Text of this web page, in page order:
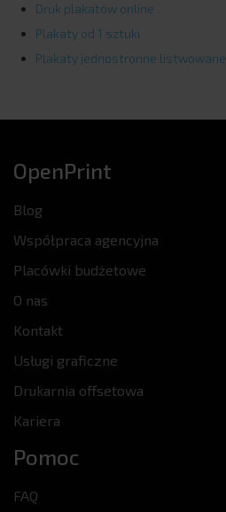
Druk plakatów online
Plakaty od 1 sztuki
Plakaty jednostronne listwowane
OpenPrint
Blog
Współpraca agencyjna
Placówki budżetowe
O nas
Kontakt
Usługi graficzne
Drukarnia offsetowa
Kariera
Pomoc
FAQ